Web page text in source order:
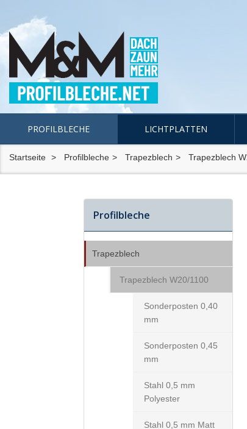
PROFILBLECHE LICHTPLATTEN
Startseite Profilbleche Trapezblech Trapezblech
Profilbleche
Trapezblech
Trapezblech W20/1100
Sonderposten 0,40
mm
Sonderposten 0,45
mm
Stahl 0,5 mm
Polyester
Stahl 0,5 mm Matt